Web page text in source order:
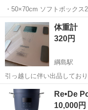
・50×70cm ソフトボック
2800〜6000K ・リモコンで
神奈川 横浜市 綱島駅
体重計
320円
綱島駅
引っ越しに伴い出品してお
ますので、まとめてお引き
す😊
神奈川 横浜市
Re•De
10,000円